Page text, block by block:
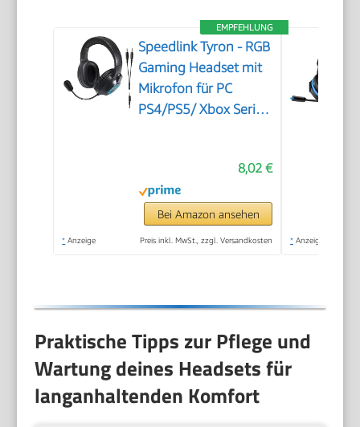
EMPFEHLUNG
Speedlink Tyron - RGB
Gaming Headset mit
Mikrofon für PC
PS4/PS5/ Xbox Series
Kabel 3,5mm Klinke,
Y-Adapter, schwarz
8,02 €
Bei Amazon ansehen
* Anzeige Preis inkl. MwSt., zzgl. Versandkosten * Anzeige
Praktische Tipps zur Pflege und
Wartung deines Headsets für
langanhaltenden Komfort